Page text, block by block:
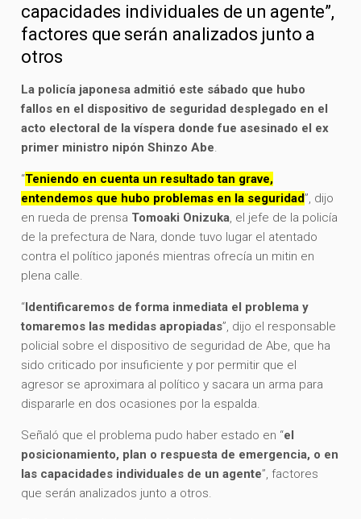
capacidades individuales de un agente”,
factores que serán analizados junto a
otros
La policía japonesa admitió este sábado que hubo
fallos en el dispositivo de seguridad desplegado en el
acto electoral de la víspera donde fue asesinado el ex
primer ministro nipón Shinzo Abe.
“Teniendo en cuenta un resultado tan grave,
entendemos que hubo problemas en la seguridad”, dijo
en rueda de prensa Tomoaki Onizuka, el jefe de la policía
de la prefectura de Nara, donde tuvo lugar el atentado
contra el político japonés mientras ofrecía un mitin en
plena calle.
“Identificaremos de forma inmediata el problema y
tomaremos las medidas apropiadas”, dijo el responsable
policial sobre el dispositivo de seguridad de Abe, que ha
sido criticado por insuficiente y por permitir que el
agresor se aproximara al político y sacara un arma para
dispararle en dos ocasiones por la espalda.
Señaló que el problema pudo haber estado en “el
posicionamiento, plan o respuesta de emergencia, o en
las capacidades individuales de un agente”, factores
que serán analizados junto a otros.